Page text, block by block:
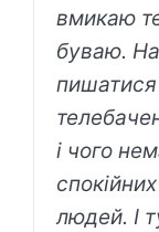
вмикаю
буваю.
і чого
людей. І